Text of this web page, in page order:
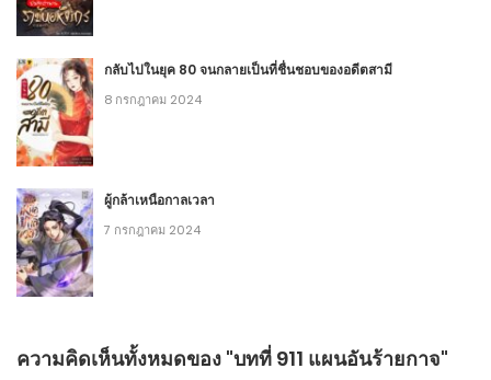
กลับไปในยุค 80 จนกลายเป็นที่ชื่นชอบของอดีตสามี
8 กรกฎาคม 2024
ผู้กล้าเหนือกาลเวลา
7 กรกฎาคม 2024
ความคิดเห็นทั้งหมดของ "บทที่ 911 แผนอันร้ายกาจ"